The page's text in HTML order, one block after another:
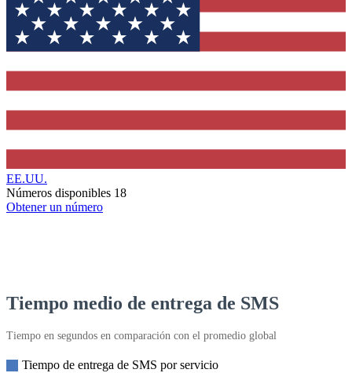
EE.UU.
Números disponibles 18
Obtener un número
Tiempo medio de entrega de SMS
Tiempo en segundos en comparación con el promedio global
Tiempo de entrega de SMS por servicio